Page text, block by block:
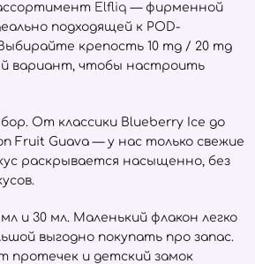
Elfliq — фирменной
подходящей к POD-
крепость 10 mg / 20 mg
вариант, чтобы настроить
От классики Blueberry Ice до
Fruit Guava — у нас только свежие
раскрывается насыщенно, без
и 30 мл. Маленький флакон легко
выгодно покупать про запас.
протечек и детский замок